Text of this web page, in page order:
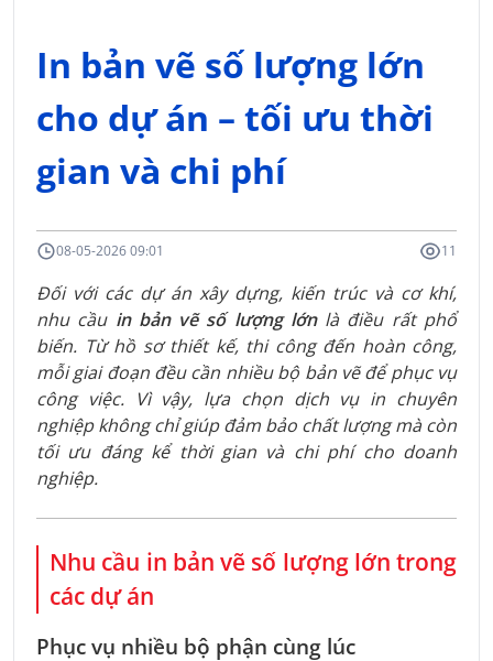
In bản vẽ số lượng lớn
cho dự án – tối ưu thời
gian và chi phí
08-05-2026 09:01 11
Đối với các dự án xây dựng, kiến trúc và cơ khí,
nhu cầu in bản vẽ số lượng lớnlà điều rất phổ
biến. Từ hồ sơ thiết kế, thi công đến hoàn công,
mỗi giai đoạn đều cần nhiều bộ bản vẽ để phục vụ
công việc. Vì vậy, lựa chọn dịch vụ in chuyên
nghiệp không chỉ giúp đảm bảo chất lượng mà còn
tối ưu đáng kể thời gian và chi phí cho doanh
nghiệp.
Nhu cầu in bản vẽ số lượng lớn trong
các dự án
Phục vụ nhiều bộ phận cùng lúc